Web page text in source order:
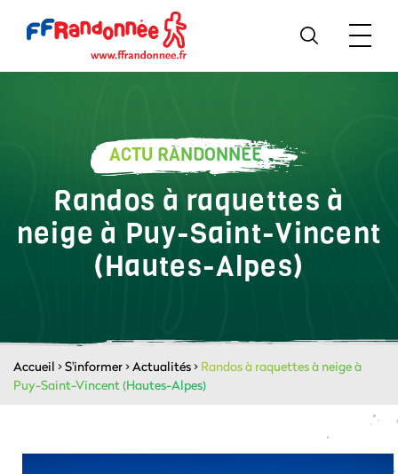
ACTU RANDONNÉE
Randos à raquettes à
neige à Puy-Saint-Vincent
(Hautes-Alpes)
Accueil >S'informer>Actualités> Randos à raquettes à neige à
Puy-Saint-Vincent (Hautes-Alpes)